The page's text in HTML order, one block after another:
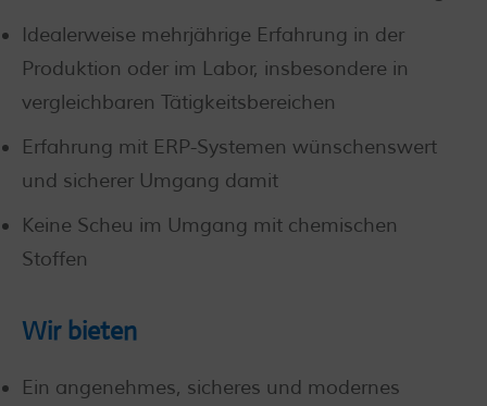
Idealerweise mehrjährige Erfahrung in der
Produktion oder im Labor, insbesondere in
vergleichbaren Tätigkeitsbereichen
Erfahrung mit ERP-Systemen wünschenswert
und sicherer Umgang damit
Keine Scheu im Umgang mit chemischen
Stoffen
Wir bieten
Ein angenehmes, sicheres und modernes